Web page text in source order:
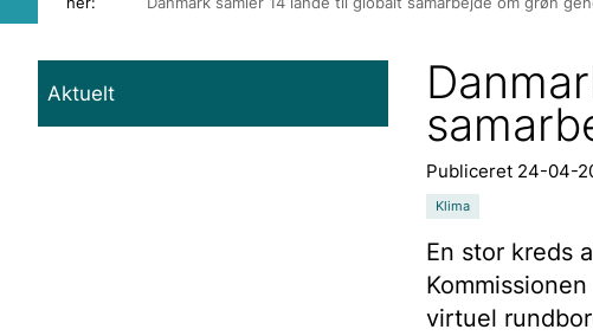
Aktuelt
Publiceret 24-04-
Klima
En stor kreds
virtuel